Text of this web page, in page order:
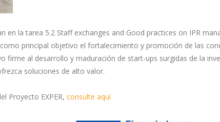
en la tarea 5.2 Staff exchanges and Good practices on IPR
principal objetivo el fortalecimiento y promoción de las
al desarrollo y maduración de start-ups surgidas de la
soluciones de alto valor.
Proyecto EXPER, consulte aquí